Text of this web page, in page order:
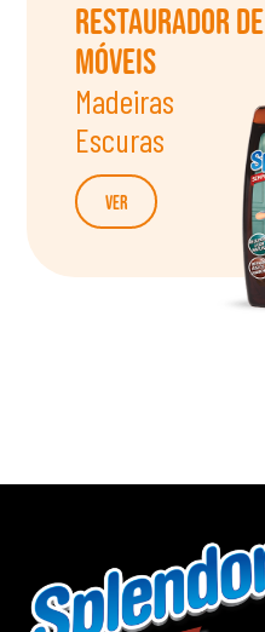
Restaurador de
Móveis
Madeiras
Escuras
Ver